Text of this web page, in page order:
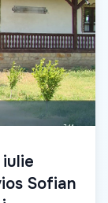
Sofian